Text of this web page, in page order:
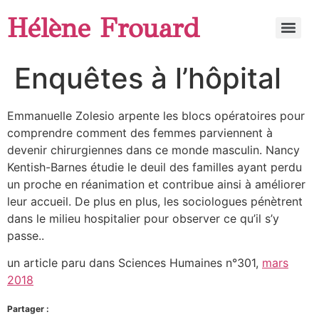
Hélène Frouard
Enquêtes à l’hôpital
Emmanuelle Zolesio arpente les blocs opératoires pour
comprendre comment des femmes parviennent à
devenir chirurgiennes dans ce monde masculin. Nancy
Kentish-Barnes étudie le deuil des familles ayant perdu
un proche en réanimation et contribue ainsi à améliorer
leur accueil. De plus en plus, les sociologues pénètrent
dans le milieu hospitalier pour observer ce qu’il s’y
passe..
un article paru dans Sciences Humaines n°301, mars
2018
Partager :